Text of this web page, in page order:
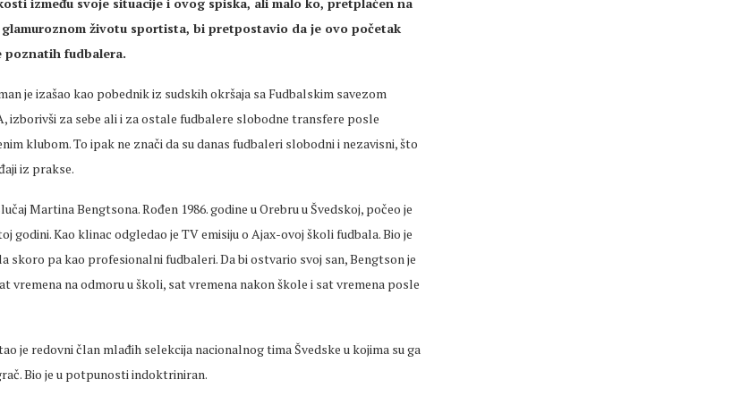
životu sportista, bi pretpostavio da je ovo početak
poznatih fudbalera.
je izašao kao pobednik iz sudskih okršaja sa Fudbalskim savezom
izborivši za sebe ali i za ostale fudbalere slobodne transfere posle
klubom. To ipak ne znači da su danas fudbaleri slobodni i nezavisni, što
iz prakse.
Martina Bengtsona. Rođen 1986. godine u Orebru u Švedskoj, počeo je
godini. Kao klinac odgledao je TV emisiju o Ajax-ovoj školi fudbala. Bio je
skoro pa kao profesionalni fudbaleri. Da bi ostvario svoj san, Bengtson je
vremena na odmoru u školi, sat vremena nakon škole i sat vremena posle
je redovni član mlađih selekcija nacionalnog tima Švedske u kojima su ga
Bio je u potpunosti indoktriniran.